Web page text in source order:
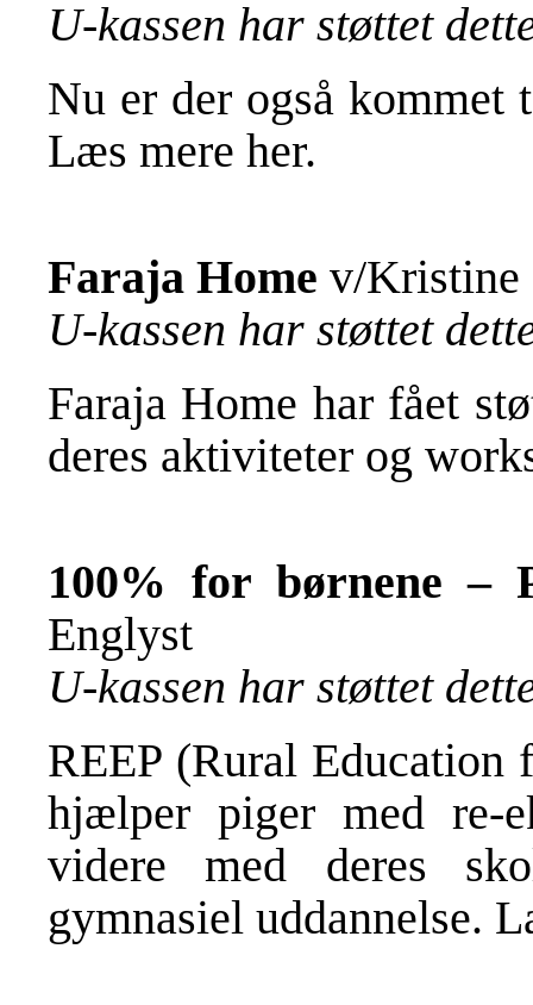
U-kassen har støttet
Nu er der også
Læs mere her.
Faraja Home v/Kristine
U-kassen har støttet
Faraja Home har fået
deres aktiviteter og
100% for børnene –
Englyst
U-kassen har støttet
REEP (Rural Education
hjælper piger med re-
videre med deres
gymnasiel uddannelse.